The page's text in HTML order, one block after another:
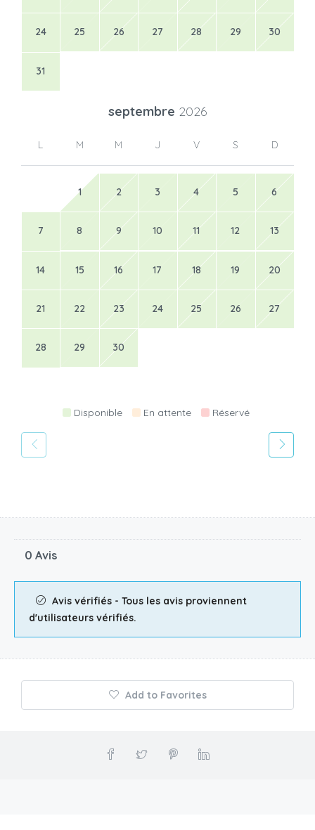
24 25 26 27 28 29 30
31
septembre 2026
L M M J V S D
1 2 3 4 5 6
7 8 9 10 11 12 13
14 15 16 17 18 19 20
21 22 23 24 25 26 27
28 29 30
Disponible En attente Réservé
0 Avis
Avis vérifiés - Tous les avis proviennent
d'utilisateurs vérifiés.
Add to Favorites